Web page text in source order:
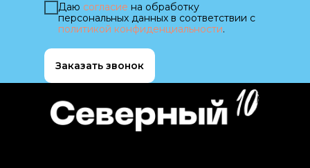
Даю согласие на обработку
персональных данных в соответствии с
политикой конфиденциальности.
Заказать звонок